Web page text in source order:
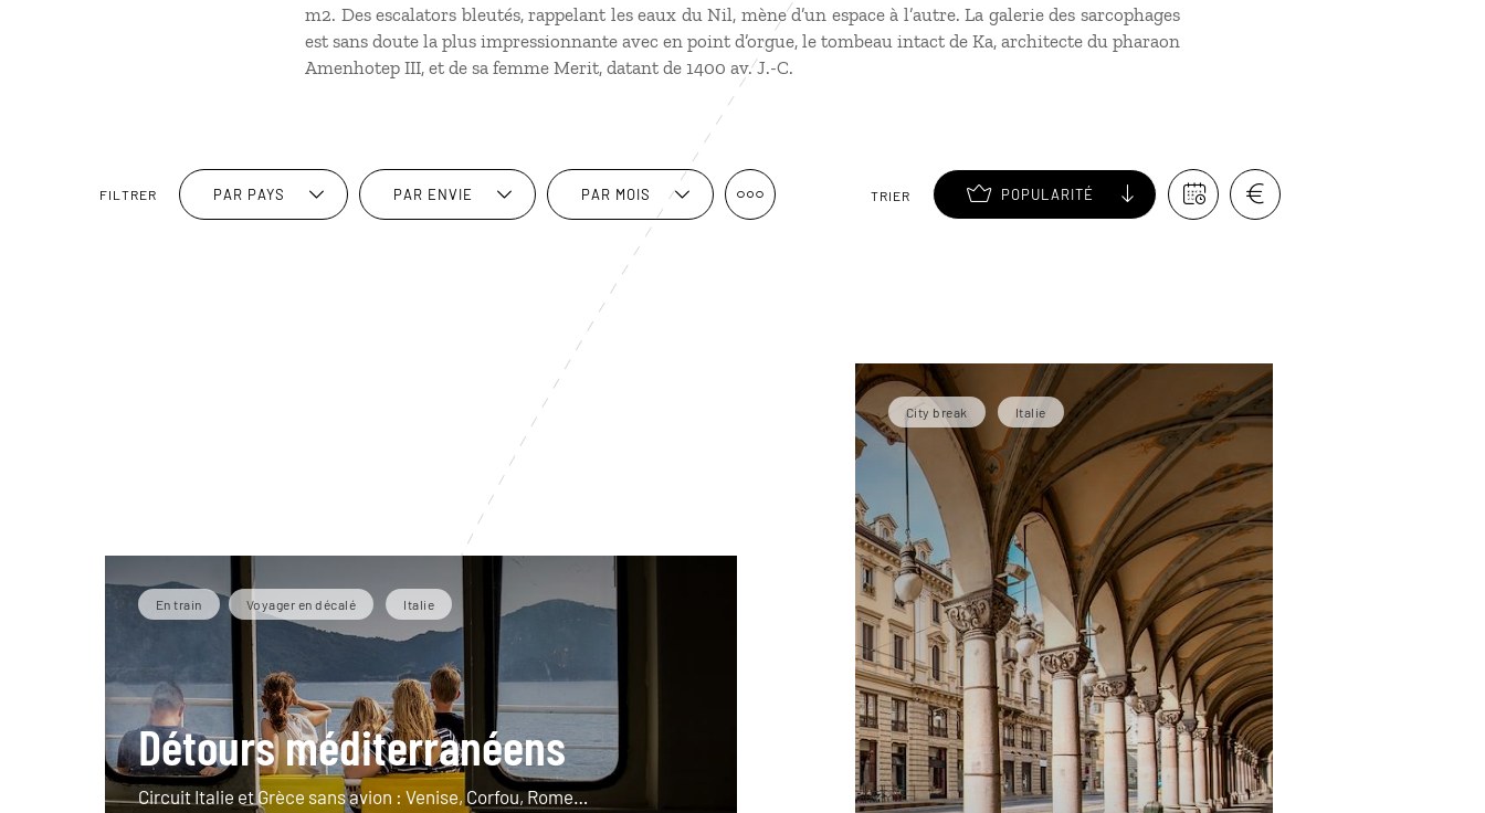
m2. Des escalators bleutés, rappelant les eaux du Nil, mène d’un espace à l’autre. La galerie des sarcophages
est sans doute la plus impressionnante avec en point d’orgue, le tombeau intact de Ka, architecte du pharaon
Amenhotep III, et de sa femme Merit, datant de 1400 av. J.-C.
FILTRER PAR PAYS PAR ENVIE PAR MOIS TRIER POPULARITÉ
En train Voyager en décalé Italie
Détours méditerranéens
Circuit Italie et Grèce sans avion : Venise, Corfou, Rome…
City break Italie